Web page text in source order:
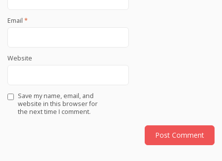
Email *
Website
Save my name, email, and
website in this browser for
the next time I comment.